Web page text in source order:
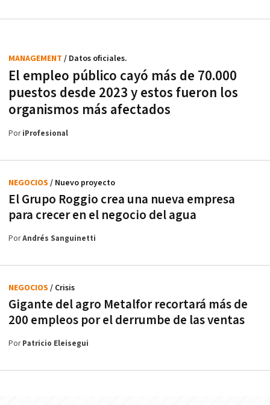
El empleo público cayó más de 70.000
puestos desde 2023 y estos fueron los
organismos más afectados
MANAGEMENT / Datos oficiales.
PoriProfesional
El Grupo Roggio crea una nueva empresa
para crecer en el negocio del agua
NEGOCIOS / Nuevo proyecto
PorAndrés Sanguinetti
Gigante del agro Metalfor recortará más de
200 empleos por el derrumbe de las ventas
NEGOCIOS / Crisis
PorPatricio Eleisegui